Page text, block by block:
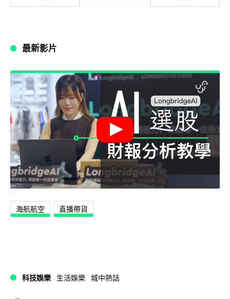
最新影片
海航航空 直播帶貨
科技娛樂 生活娛樂 城中熱話